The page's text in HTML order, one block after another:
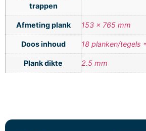
trappen
Afmeting plank 153 x 765 mm
Doos inhoud 18 planken/tegels
Plank dikte 2.5 mm